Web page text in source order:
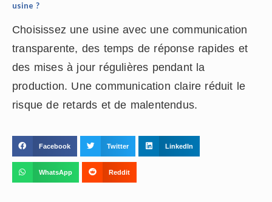
usine ?
Choisissez une usine avec une communication
transparente, des temps de réponse rapides et
des mises à jour régulières pendant la
production. Une communication claire réduit le
risque de retards et de malentendus.
Facebook Twitter LinkedIn
WhatsApp Reddit